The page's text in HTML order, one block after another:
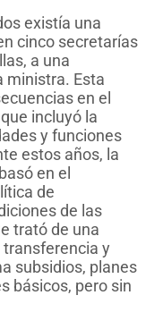
existía una
cinco secretarías
a una
ministra. Esta
en el
incluyó la
y funciones
estos años, la
en el
de
de las
trató de una
y
subsidios, planes
básicos, pero sin